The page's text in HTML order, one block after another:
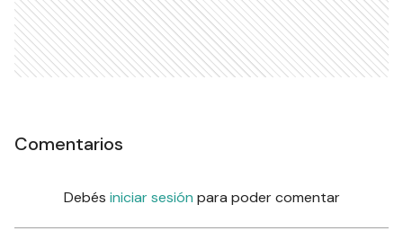
Comentarios
Debés iniciar sesión para poder comentar